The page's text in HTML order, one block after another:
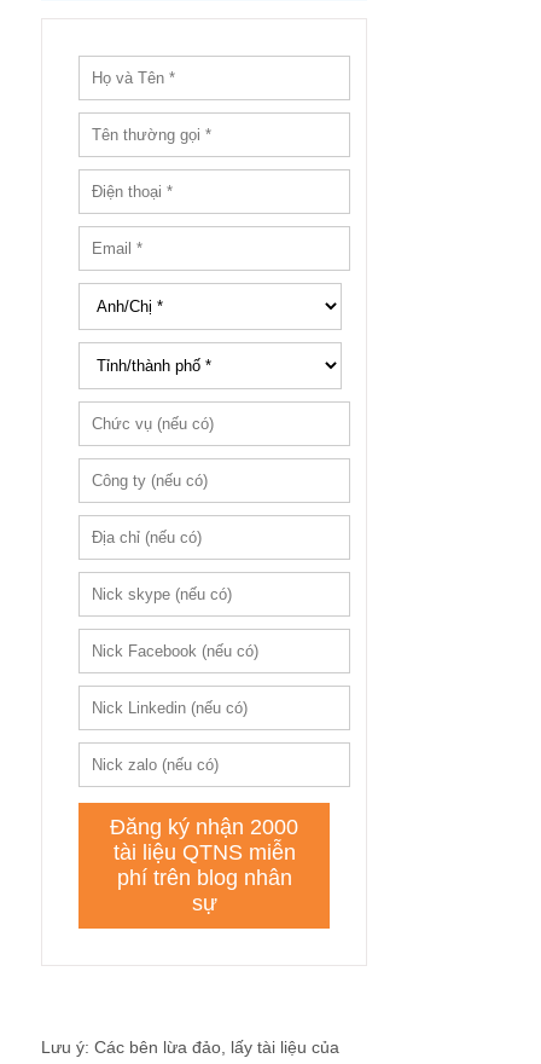
Lưu ý: Các bên lừa đảo, lấy tài liệu của